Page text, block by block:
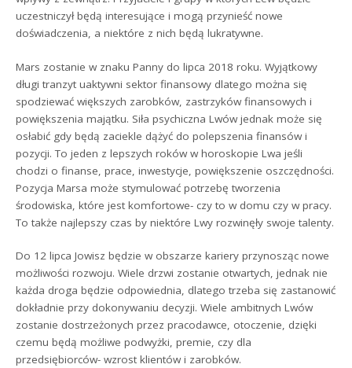
uczestniczył będą interesujące i mogą przynieść nowe
doświadczenia, a niektóre z nich będą lukratywne.
Mars zostanie w znaku Panny do lipca 2018 roku. Wyjątkowy
długi tranzyt uaktywni sektor finansowy dlatego można się
spodziewać większych zarobków, zastrzyków finansowych i
powiększenia majątku. Siła psychiczna Lwów jednak może się
osłabić gdy będą zaciekle dążyć do polepszenia finansów i
pozycji. To jeden z lepszych roków w horoskopie Lwa jeśli
chodzi o finanse, prace, inwestycje, powiększenie oszczędności.
Pozycja Marsa może stymulować potrzebę tworzenia
środowiska, które jest komfortowe- czy to w domu czy w pracy.
To także najlepszy czas by niektóre Lwy rozwinęły swoje talenty.
Do 12 lipca Jowisz będzie w obszarze kariery przynosząc nowe
możliwości rozwoju. Wiele drzwi zostanie otwartych, jednak nie
każda droga będzie odpowiednia, dlatego trzeba się zastanowić
dokładnie przy dokonywaniu decyzji. Wiele ambitnych Lwów
zostanie dostrzeżonych przez pracodawce, otoczenie, dzięki
czemu będą możliwe podwyżki, premie, czy dla
przedsiębiorców- wzrost klientów i zarobków.